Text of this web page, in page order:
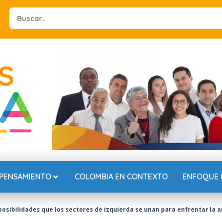
Search
...
COLOMBIA EN CONTEXTO ENFOQUE
que los sectores de izquierda se unan para enfrentar la